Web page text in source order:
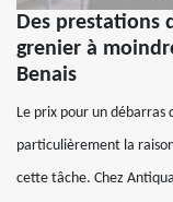
Des prestations
grenier à
Benais
Le prix pour un débarras
particulièrement la
cette tâche. Chez